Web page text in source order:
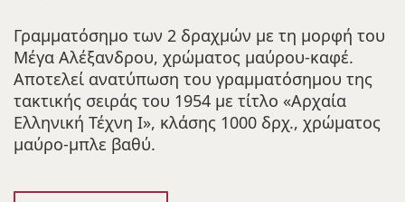
Γραμματόσημο των 2 δραχμών με τη μορφή του
Μέγα Αλέξανδρου, χρώματος μαύρου-καφέ.
Αποτελεί ανατύπωση του γραμματόσημου της
τακτικής σειράς του 1954 με τίτλο «Αρχαία
Ελληνική Τέχνη Ι», κλάσης 1000 δρχ., χρώματος
μαύρο-μπλε βαθύ.